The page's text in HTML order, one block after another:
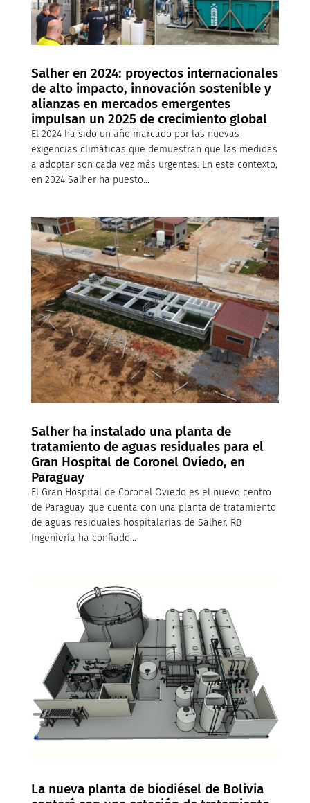
Salher en 2024: proyectos internacionales
de alto impacto, innovación sostenible y
alianzas en mercados emergentes
impulsan un 2025 de crecimiento global
El 2024 ha sido un año marcado por las nuevas
exigencias climáticas que demuestran que las medidas
a adoptar son cada vez más urgentes. En este contexto,
en 2024 Salher ha puesto...
Salher ha instalado una planta de
tratamiento de aguas residuales para el
Gran Hospital de Coronel Oviedo, en
Paraguay
El Gran Hospital de Coronel Oviedo es el nuevo centro
de Paraguay que cuenta con una planta de tratamiento
de aguas residuales hospitalarias de Salher. RB
Ingeniería ha confiado...
La nueva planta de biodiésel de Bolivia